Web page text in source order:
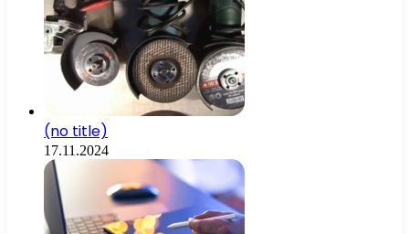
(no title)
17.11.2024